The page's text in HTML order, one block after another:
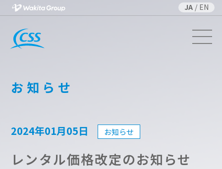
EN
/
JA
お知らせ
2024年01月05日 お知らせ
レンタル価格改定のお知らせ